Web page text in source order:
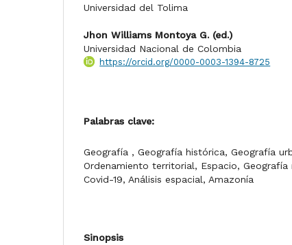
Universidad del Tolima
Jhon Williams Montoya G. (ed.)
Universidad Nacional de Colombia
https://orcid.org/0000-0003-1394-8725
Palabras clave:
Geografía , Geografía histórica, Geografía
Ordenamiento territorial, Espacio, Geografía
Covid-19, Análisis espacial, Amazonía
Sinopsis